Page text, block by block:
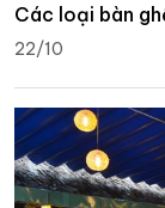
Các loại bàn
22/10